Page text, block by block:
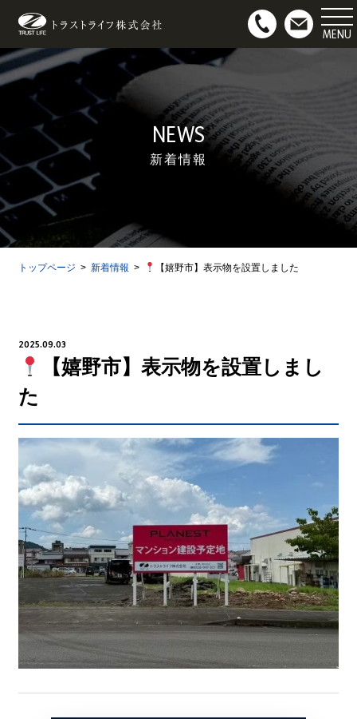
NEWS
新着情報
トップページ 新着情報 【嬉野市】表示物を設置しました
2025.09.03
【嬉野市】表示物を設置しまし
た